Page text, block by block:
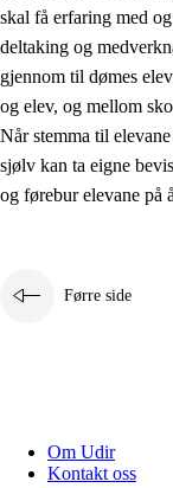
skal få erfaring med
deltaking og
gjennom til dømes
og elev, og mellom
Når stemma til
sjølv kan ta eigne
og førebur elevane på
Førre side
Om Udir
Kontakt oss